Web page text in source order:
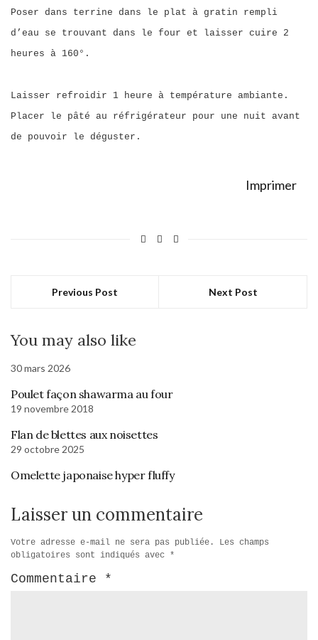
Poser dans terrine dans le plat à gratin rempli
d’eau se trouvant dans le four et laisser cuire 2
heures à 160°.
Laisser refroidir 1 heure à température ambiante.
Placer le pâté au réfrigérateur pour une nuit avant
de pouvoir le déguster.
Imprimer
Previous Post Next Post
You may also like
30 mars 2026
Poulet façon shawarma au four
19 novembre 2018
Flan de blettes aux noisettes
29 octobre 2025
Omelette japonaise hyper fluffy
Laisser un commentaire
Votre adresse e-mail ne sera pas publiée.
Les champs
obligatoires sont indiqués avec *
Commentaire *